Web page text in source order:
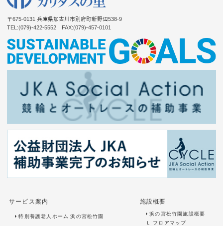
〒675-0131兵庫県加古川市別府町新野辺538-9
TEL:(079)-422-5552 FAX:(079)-457-0101
サービス案内
特別養護老人ホーム 浜の宮松竹園
施設概要
浜の宮松竹園施設概要
Ｌ フロアマップ